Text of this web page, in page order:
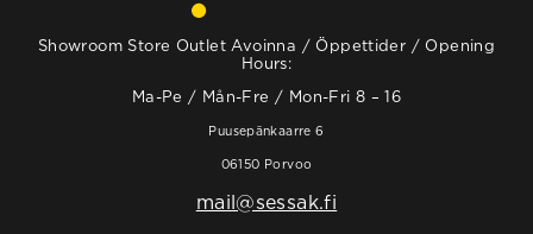
Showroom Store Outlet Avoinna / Öppettider / Opening
Hours:
Ma-Pe / Mån-Fre / Mon-Fri 8 – 16
Puusepänkaarre 6
06150 Porvoo
mail@sessak.fi